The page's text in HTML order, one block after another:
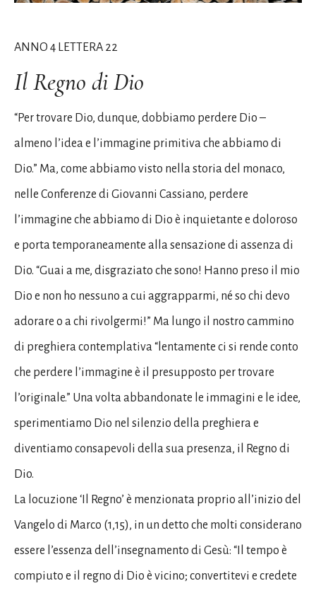
ANNO 4 LETTERA 22
Il Regno di Dio
“Per trovare Dio, dunque, dobbiamo perdere Dio –
almeno l’idea e l’immagine primitiva che abbiamo di
Dio.” Ma, come abbiamo visto nella storia del monaco,
nelle Conferenze di Giovanni Cassiano, perdere
l’immagine che abbiamo di Dio è inquietante e doloroso
e porta temporaneamente alla sensazione di assenza di
Dio. “Guai a me, disgraziato che sono! Hanno preso il mio
Dio e non ho nessuno a cui aggrapparmi, né so chi devo
adorare o a chi rivolgermi!” Ma lungo il nostro cammino
di preghiera contemplativa “lentamente ci si rende conto
che perdere l’immagine è il presupposto per trovare
l’originale.” Una volta abbandonate le immagini e le idee,
sperimentiamo Dio nel silenzio della preghiera e
diventiamo consapevoli della sua presenza, il Regno di
Dio.
La locuzione ‘Il Regno’ è menzionata proprio all’inizio del
Vangelo di Marco (1,15), in un detto che molti considerano
essere l’essenza dell’insegnamento di Gesù: “Il tempo è
compiuto e il regno di Dio è vicino; convertitevi e credete